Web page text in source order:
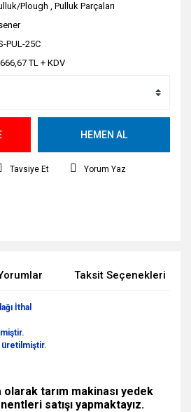
Plough ,Pulluk Parçaları
PUL-25C
TL + KDV
HEMEN AL
Tavsiye Et Yorum Yaz
Taksit Seçenekleri
İthal
üretilmiştir.
tarım makinası yedek
satışı yapmaktayız.